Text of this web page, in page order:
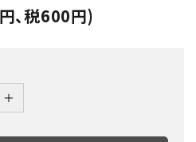
、税600円)
＋